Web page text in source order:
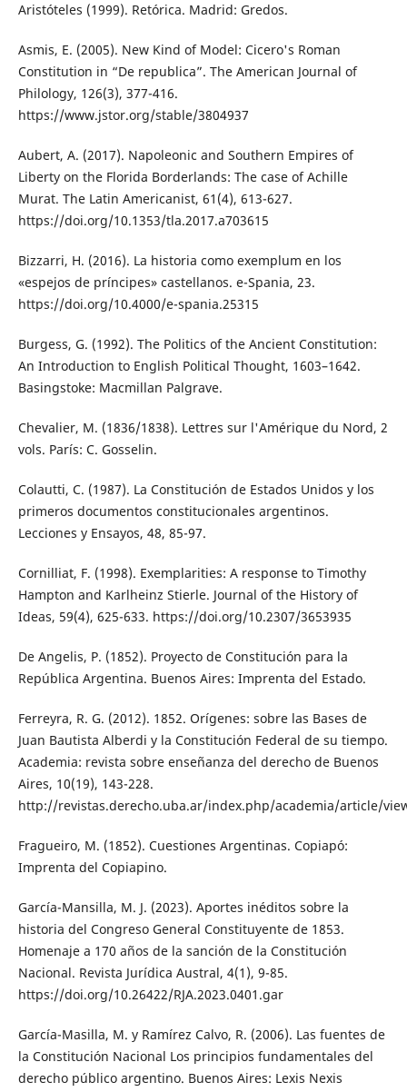
Aristóteles (1999). Retórica. Madrid: Gredos.
Asmis, E. (2005). New Kind of Model: Cicero's Roman
Constitution in “De republica”. The American Journal of
Philology, 126(3), 377-416.
https://www.jstor.org/stable/3804937
Aubert, A. (2017). Napoleonic and Southern Empires of
Liberty on the Florida Borderlands: The case of Achille
Murat. The Latin Americanist, 61(4), 613-627.
https://doi.org/10.1353/tla.2017.a703615
Bizzarri, H. (2016). La historia como exemplum en los
«espejos de príncipes» castellanos. e-Spania, 23.
https://doi.org/10.4000/e-spania.25315
Burgess, G. (1992). The Politics of the Ancient Constitution:
An Introduction to English Political Thought, 1603–1642.
Basingstoke: Macmillan Palgrave.
Chevalier, M. (1836/1838). Lettres sur l'Amérique du Nord, 2
vols. París: C. Gosselin.
Colautti, C. (1987). La Constitución de Estados Unidos y los
primeros documentos constitucionales argentinos.
Lecciones y Ensayos, 48, 85-97.
Cornilliat, F. (1998). Exemplarities: A response to Timothy
Hampton and Karlheinz Stierle. Journal of the History of
Ideas, 59(4), 625-633. https://doi.org/10.2307/3653935
De Angelis, P. (1852). Proyecto de Constitución para la
República Argentina. Buenos Aires: Imprenta del Estado.
Ferreyra, R. G. (2012). 1852. Orígenes: sobre las Bases de
Juan Bautista Alberdi y la Constitución Federal de su tiempo.
Academia: revista sobre enseñanza del derecho de Buenos
Aires, 10(19), 143-228.
http://revistas.derecho.uba.ar/index.php/academia/article/
Fragueiro, M. (1852). Cuestiones Argentinas. Copiapó:
Imprenta del Copiapino.
García-Mansilla, M. J. (2023). Aportes inéditos sobre la
historia del Congreso General Constituyente de 1853.
Homenaje a 170 años de la sanción de la Constitución
Nacional. Revista Jurídica Austral, 4(1), 9-85.
https://doi.org/10.26422/RJA.2023.0401.gar
García-Masilla, M. y Ramírez Calvo, R. (2006). Las fuentes de
la Constitución Nacional Los principios fundamentales del
derecho público argentino. Buenos Aires: Lexis Nexis